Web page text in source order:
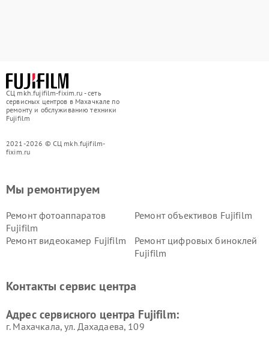
СЦ mkh.fujifilm-fixim.ru - сеть
сервисных центров в Махачкале по
ремонту и обслуживанию техники
Fujifilm
2021-2026 © СЦ mkh.fujifilm-
fixim.ru
Мы ремонтируем
Ремонт фотоаппаратов
Fujifilm
Ремонт объективов Fujifilm
Ремонт видеокамер Fujifilm
Ремонт цифровых биноклей
Fujifilm
Контакты сервис центра
Адрес сервисного центра Fujifilm:
г. Махачкала, ул. Дахадаева, 109